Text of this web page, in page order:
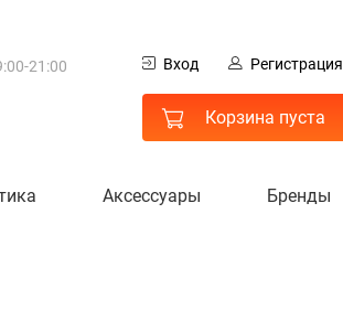
21:00 Вход Регистрация
Корзина пуста
Аксессуары Бренды
21:00